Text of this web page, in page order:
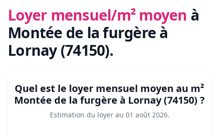
Loyer mensuel/m² moyen à
Montée de la furgère à
Lornay (74150).
Quel est le loyer mensuel moyen au m²
Montée de la furgère à Lornay (74150) ?
Estimation du loyer au 01 août 2026.